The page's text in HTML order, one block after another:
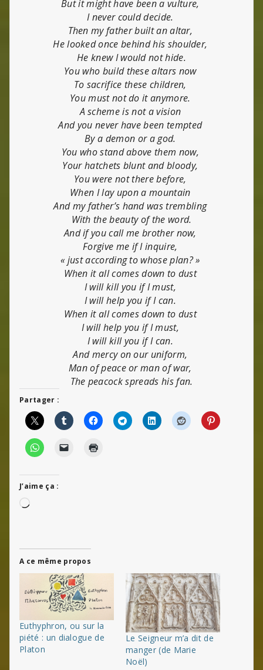
But it might have been a vulture,
I never could decide.
Then my father built an altar,
He looked once behind his shoulder,
He knew I would not hide.
You who build these altars now
To sacrifice these children,
You must not do it anymore.
A scheme is not a vision
And you never have been tempted
By a demon or a god.
You who stand above them now,
Your hatchets blunt and bloody,
You were not there before,
When I lay upon a mountain
And my father’s hand was trembling
With the beauty of the word.
And if you call me brother now,
Forgive me if I inquire,
« just according to whose plan? »
When it all comes down to dust
I will kill you if I must,
I will help you if I can.
When it all comes down to dust
I will help you if I must,
I will kill you if I can.
And mercy on our uniform,
Man of peace or man of war,
The peacock spreads his fan.
Partager :
J’aime ça :
Chargement…
A ce même propos
Euthyphron, ou sur la
piété : un dialogue de
Platon
Le Seigneur m’a dit de
manger (de Marie
Noël)